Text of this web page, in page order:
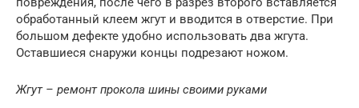
обработанный клеем жгут и вводится в отверстие. При
большом дефекте удобно использовать два жгута.
Оставшиеся снаружи концы подрезают ножом.
Жгут – ремонт прокола шины своими руками